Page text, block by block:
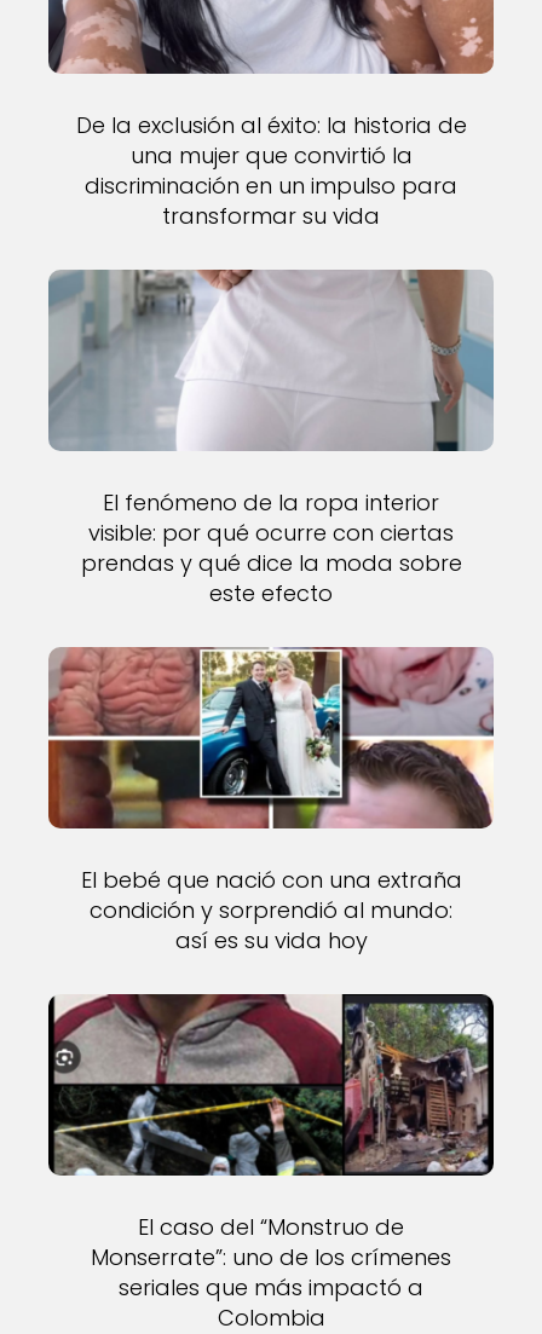
De la exclusión al éxito: la historia de
una mujer que convirtió la
discriminación en un impulso para
transformar su vida
El fenómeno de la ropa interior
visible: por qué ocurre con ciertas
prendas y qué dice la moda sobre
este efecto
El bebé que nació con una extraña
condición y sorprendió al mundo:
así es su vida hoy
El caso del “Monstruo de
Monserrate”: uno de los crímenes
seriales que más impactó a
Colombia